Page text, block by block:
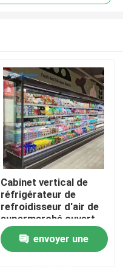
Cabinet vertical de
réfrigérateur de
refroidisseur d'air de
supermarché ouvert
de niveau multi de
refroidisseur
d'affichage
envoyer une